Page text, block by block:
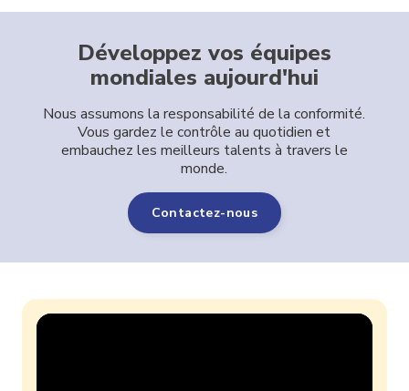
Développez vos équipes
mondiales aujourd'hui
Nous assumons la responsabilité de la conformité.
Vous gardez le contrôle au quotidien et
embauchez les meilleurs talents à travers le
monde.
Contactez-nous